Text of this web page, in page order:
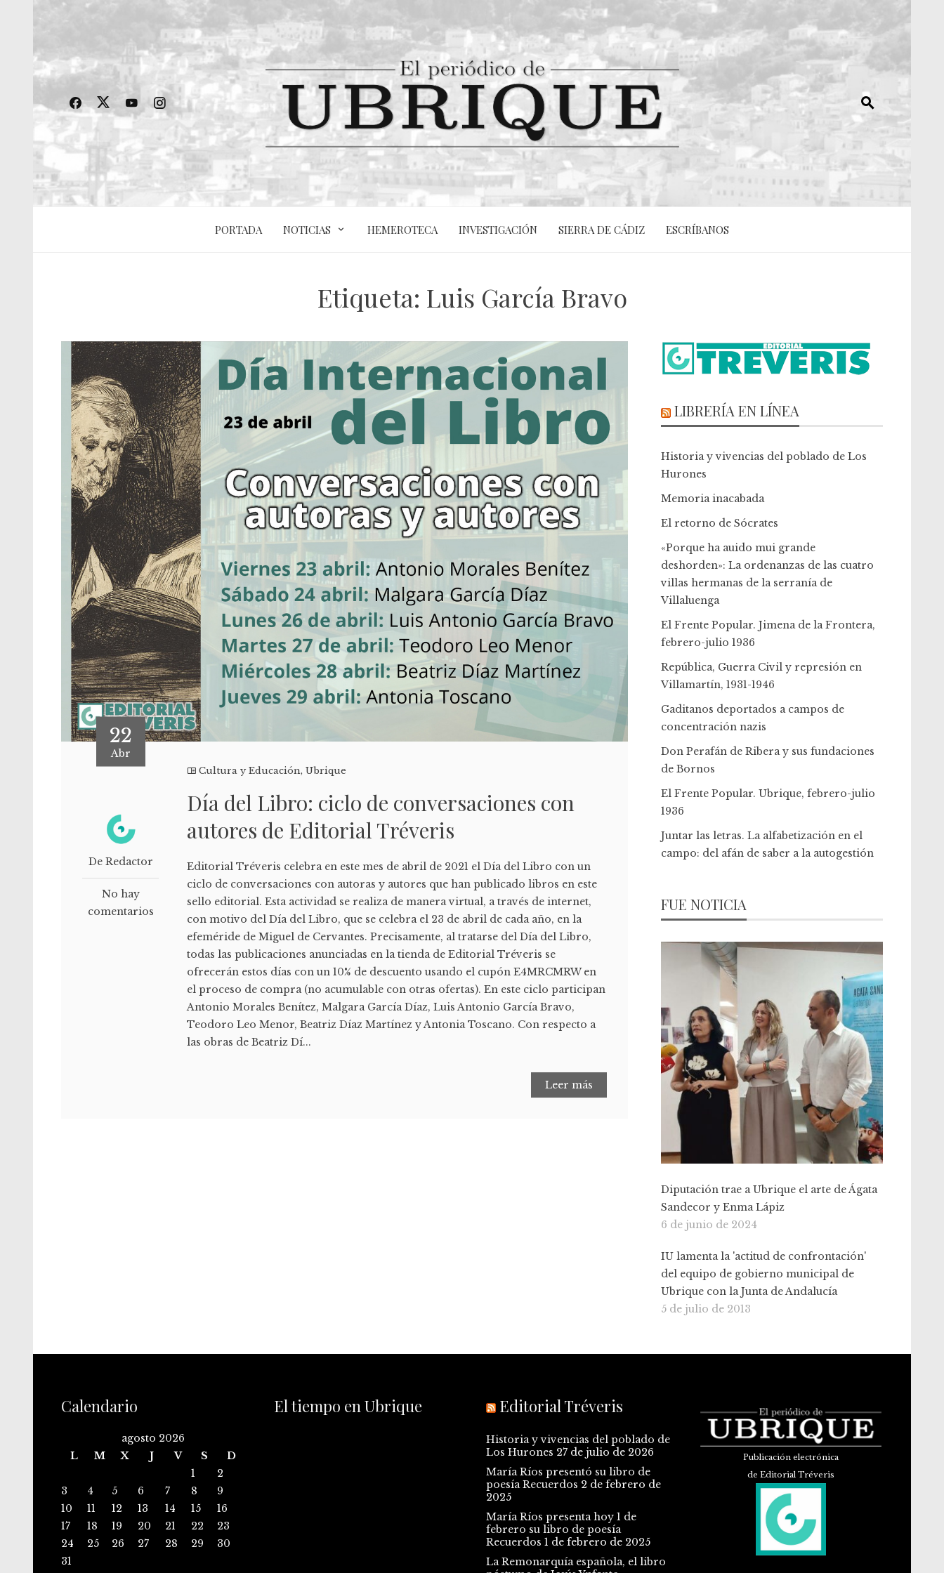
PORTADA NOTICIAS HEMEROTECA INVESTIGACIÓN SIERRA DE CÁDIZ ESCRÍBANOS
Etiqueta: Luis García Bravo
22
Abr
De Redactor
No hay
comentarios
Cultura y Educación,Ubrique
Día del Libro: ciclo de conversaciones con
autores de Editorial Tréveris
Editorial Tréveris celebra en este mes de abril de 2021 el Día del Libro con un
ciclo de conversaciones con autoras y autores que han publicado libros en este
sello editorial. Esta actividad se realiza de manera virtual, a través de internet,
con motivo del Día del Libro, que se celebra el 23 de abril de cada año, en la
efeméride de Miguel de Cervantes. Precisamente, al tratarse del Día del Libro,
todas las publicaciones anunciadas en la tienda de Editorial Tréveris se
ofrecerán estos días con un 10% de descuento usando el cupón E4MRCMRW en
el proceso de compra (no acumulable con otras ofertas). En este ciclo participan
Antonio Morales Benítez, Malgara García Díaz, Luis Antonio García Bravo,
Teodoro Leo Menor, Beatriz Díaz Martínez y Antonia Toscano. Con respecto a
las obras de Beatriz Dí...
Leer más
LIBRERÍA EN LÍNEA
Historia y vivencias del poblado de Los
Hurones
Memoria inacabada
El retorno de Sócrates
«Porque ha auido mui grande
deshorden»: La ordenanzas de las cuatro
villas hermanas de la serranía de
Villaluenga
El Frente Popular. Jimena de la Frontera,
febrero-julio 1936
República, Guerra Civil y represión en
Villamartín, 1931-1946
Gaditanos deportados a campos de
concentración nazis
Don Perafán de Ribera y sus fundaciones
de Bornos
El Frente Popular. Ubrique, febrero-julio
1936
Juntar las letras. La alfabetización en el
campo: del afán de saber a la autogestión
FUE NOTICIA
Diputación trae a Ubrique el arte de Ágata
Sandecor y Enma Lápiz
6 de junio de 2024
IU lamenta la 'actitud de confrontación'
del equipo de gobierno municipal de
Ubrique con la Junta de Andalucía
5 de julio de 2013
Calendario
agosto 2026
L
M X J V S
D
1
2
3
4 5 6 7 8
9
10
11 12 13 14 15
16
17
18 19 20 21 22
23
24
25 26 27 28 29
30
31
El tiempo en Ubrique Editorial Tréveris
Historia y vivencias del poblado de
Los Hurones 27 de julio de 2026
María Ríos presentó su libro de
poesía Recuerdos 2 de febrero de
2025
María Ríos presenta hoy 1 de
febrero su libro de poesía
Recuerdos 1 de febrero de 2025
La Remonarquía española, el libro
Publicación electrónica
de Editorial Tréveris